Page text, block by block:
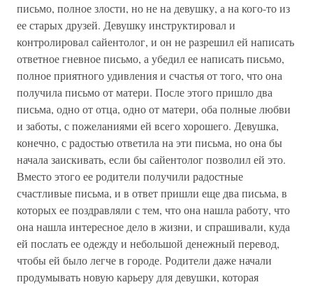
письмо, полное злости, но не на девушку, а на кого-то из
ее старых друзей. Девушку инструктировал и
контролировал сайентолог, и он не разрешил ей написать
ответное гневное письмо, а убедил ее написать письмо,
полное приятного удивления и счастья от того, что она
получила письмо от матери. После этого пришло два
письма, одно от отца, одно от матери, оба полные любви
и заботы, с пожеланиями ей всего хорошего. Девушка,
конечно, с радостью ответила на эти письма, но она бы
начала заискивать, если бы сайентолог позволил ей это.
Вместо этого ее родители получили радостные
счастливые письма, и в ответ пришли еще два письма, в
которых ее поздравляли с тем, что она нашла работу, что
она нашла интересное дело в жизни, и спрашивали, куда
ей послать ее одежду и небольшой денежный перевод,
чтобы ей было легче в городе. Родители даже начали
продумывать новую карьеру для девушки, которая